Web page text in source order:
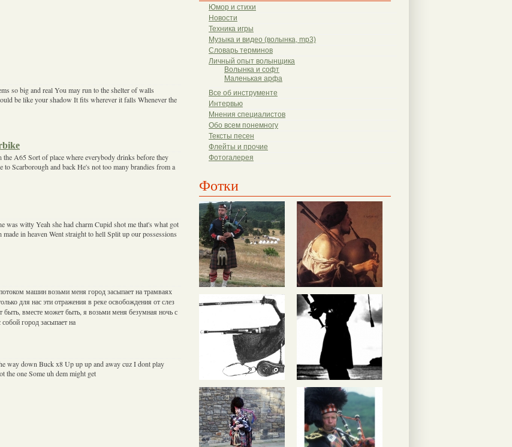
Юмор и стихи
Новости
Техника игры
Музыка и видео (волынка, mp3)
Словарь терминов
Личный опыт волынщика
Волынка и софт
Маленькая арфа
Все об инструменте
Интервью
Мнения специалистов
Обо всем понемногу
Тексты песен
Флейты и прочие
Фотогалерея
Фотки
so big and real You may run to the shelter of walls
be like your shadow It fits wherever it falls Whenever the
the A65 Sort of place where everybody drinks before they
to Scarborough and back He's not too many brandies from a
was witty Yeah she had charm Cupid shot me that's what got
in heaven Went straight to hell Split up our possessions
машин возьми меня город засыпает на трамваях
для нас эти отражения в реке освобождения от слез
быть, вместе может быть, я возьми меня безумная ночь с
город засыпает на
way down Buck x8 Up up up and away cuz I dont play
the one Some uh dem might get